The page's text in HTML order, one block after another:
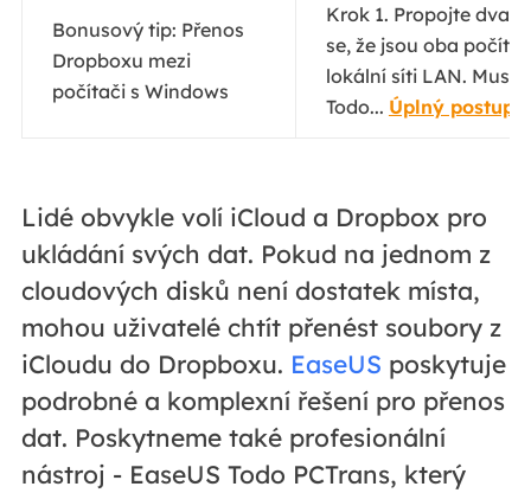
Bonusový tip: Přenos
Dropboxu mezi
počítači s Windows
Krok 1. Propojte dva
se, že jsou oba
lokální síti LAN.
Todo... Úplný postup
Lidé obvykle volí iCloud a Dropbox pro
ukládání svých dat. Pokud na jednom z
cloudových disků není dostatek místa,
mohou uživatelé chtít přenést soubory z
iCloudu do Dropboxu. EaseUS poskytuje
podrobné a komplexní řešení pro přenos
dat. Poskytneme také profesionální
nástroj - EaseUS Todo PCTrans, který